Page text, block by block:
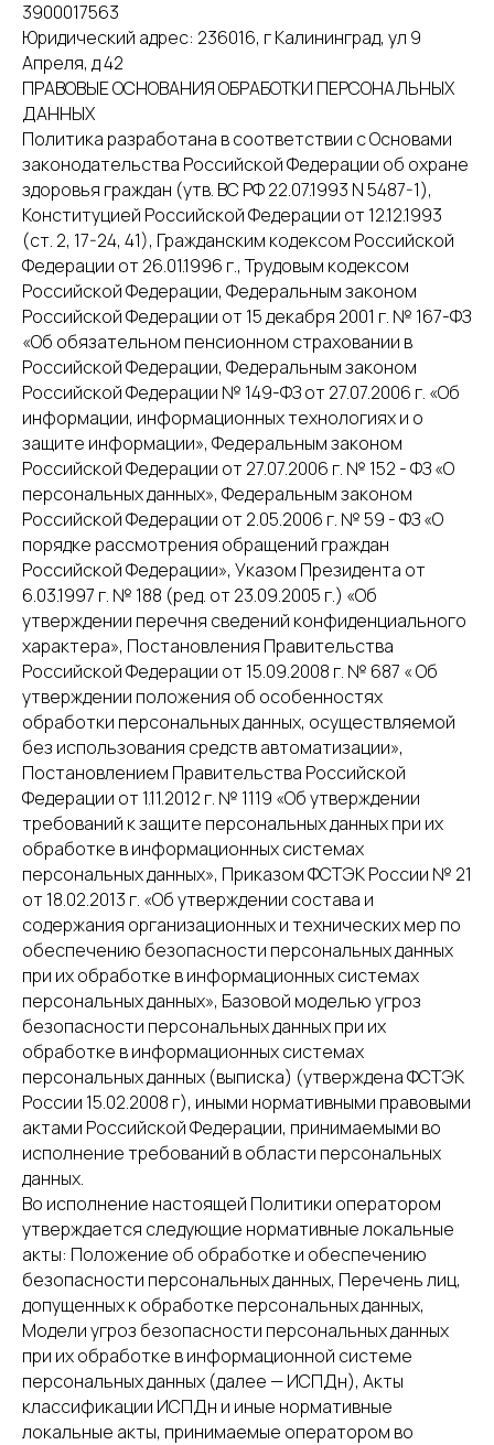
3900017563
Юридический адрес: 236016, г Калининград, ул 9
Апреля, д 42
ПРАВОВЫЕ ОСНОВАНИЯ ОБРАБОТКИ ПЕРСОНАЛЬНЫХ
ДАННЫХ
Политика разработана в соответствии с Основами
законодательства Российской Федерации об охране
здоровья граждан (утв. ВС РФ 22.07.1993 N 5487-1),
Конституцией Российской Федерации от 12.12.1993
(ст. 2, 17-24, 41), Гражданским кодексом Российской
Федерации от 26.01.1996 г., Трудовым кодексом
Российской Федерации, Федеральным законом
Российской Федерации от 15 декабря 2001 г. № 167-ФЗ
«Об обязательном пенсионном страховании в
Российской Федерации, Федеральным законом
Российской Федерации № 149-ФЗ от 27.07.2006 г. «Об
информации, информационных технологиях и о
защите информации», Федеральным законом
Российской Федерации от 27.07.2006 г. № 152 - ФЗ «О
персональных данных», Федеральным законом
Российской Федерации от 2.05.2006 г. № 59 - ФЗ «О
порядке рассмотрения обращений граждан
Российской Федерации», Указом Президента от
6.03.1997 г. № 188 (ред. от 23.09.2005 г.) «Об
утверждении перечня сведений конфиденциального
характера», Постановления Правительства
Российской Федерации от 15.09.2008 г. № 687 « Об
утверждении положения об особенностях
обработки персональных данных, осуществляемой
без использования средств автоматизации»,
Постановлением Правительства Российской
Федерации от 1.11.2012 г. № 1119 «Об утверждении
требований к защите персональных данных при их
обработке в информационных системах
персональных данных», Приказом ФСТЭК России № 21
от 18.02.2013 г. «Об утверждении состава и
содержания организационных и технических мер по
обеспечению безопасности персональных данных
при их обработке в информационных системах
персональных данных», Базовой моделью угроз
безопасности персональных данных при их
обработке в информационных системах
персональных данных (выписка) (утверждена ФСТЭК
России 15.02.2008 г), иными нормативными правовыми
актами Российской Федерации, принимаемыми во
исполнение требований в области персональных
данных.
Во исполнение настоящей Политики оператором
утверждается следующие нормативные локальные
акты: Положение об обработке и обеспечению
безопасности персональных данных, Перечень лиц,
допущенных к обработке персональных данных,
Модели угроз безопасности персональных данных
при их обработке в информационной системе
персональных данных (далее — ИСПДн), Акты
классификации ИСПДн и иные нормативные
локальные акты, принимаемые оператором во